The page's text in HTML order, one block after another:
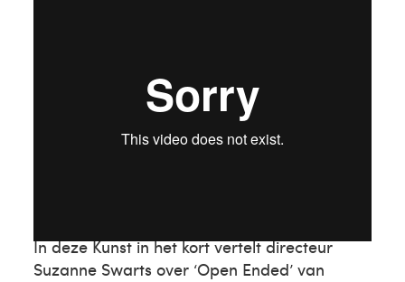
In deze Kunst in het kort vertelt directeur
Suzanne Swarts over ‘Open Ended’ van